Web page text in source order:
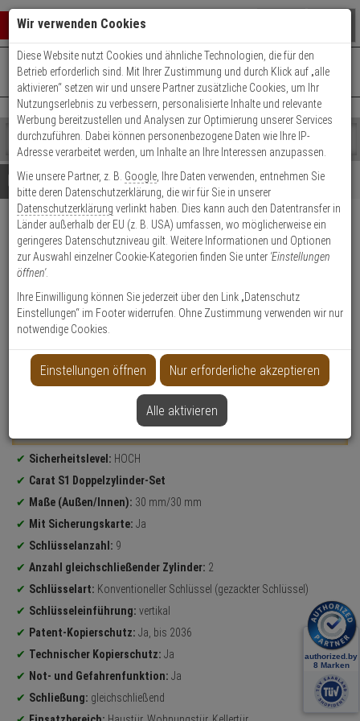
Warenkorb schließen
0 ARTIKEL IM WARENKORB
Ihr Warenkorb ist momentan leer.
Ergebnisse ()
Fertig
Shop
durchsuchen
Bitte
geben
Sie
mindestens
Zeichen
ein,
um
Suche
Es
wurde
noch
Kategorien
Suche
gestartet
+49 (0)821 899 493-0Mo. - Do.: 8:00 - 16:30 | Fr.: 8:00 - 14:00 Uhr
Kontaktservice nutzen
Details Beratung
2er WILKA Carat S1
Doppelzylinder 30/30 9 Schl.
Produktmerkmale
Datenblatt drucken
Weitere Varianten...
Produktinformationen
Sicherheitslevel: HOCH
Carat S1 Doppelzylinder-Set
Maße (Außen/Innen): 30 mm/30 mm
Mit Sicherungskarte: Ja
Schlüsselanzahl: 9
Anzahl gleichschließender Zylinder: 2
Schlüsselart: Konventioneller Schlüssel (gezackter Schlüssel)
Schlüsseleinführung: vertikal
Patent-Kopierschutz: Ja, bis 2036
Technischer Kopierschutz: Ja
Not- und Gefahrenfunktion: Ja
Schließung: gleichschließend
Wir verwenden Cookies
Diese Website nutzt Cookies und ähnliche Technologien, die für den
Betrieb erforderlich sind. Mit Ihrer Zustimmung und durch Klick auf „alle
aktivieren“ setzen wir und unsere Partner zusätzliche Cookies, um Ihr
Nutzungserlebnis zu verbessern, personalisierte Inhalte und relevante
Werbung bereitzustellen und Analysen zur Optimierung unserer Services
durchzuführen. Dabei können personenbezogene Daten wie Ihre IP-
Adresse verarbeitet werden, um Inhalte an Ihre Interessen anzupassen.
Wie unsere Partner, z. B. Google , Ihre Daten verwenden, entnehmen Sie
bitte deren Datenschutzerklärung, die wir für Sie in unserer
Datenschutzerklärung verlinkt haben. Dies kann auch den Datentransfer in
Länder außerhalb der EU (z. B. USA) umfassen, wo möglicherweise ein
geringeres Datenschutzniveau gilt. Weitere Informationen und Optionen
zur Auswahl einzelner Cookie-Kategorien finden Sie unter 'Einstellungen
öffnen'.
Ihre Einwilligung können Sie jederzeit über den Link „Datenschutz
Einstellungen“ im Footer widerrufen. Ohne Zustimmung verwenden wir nur
notwendige Cookies.
Einstellungen öffnen Nur erforderliche akzeptieren
Alle aktivieren